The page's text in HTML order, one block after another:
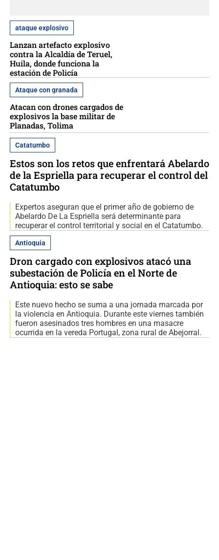
ataque explosivo
Lanzan artefacto explosivo
contra la Alcaldía de Teruel,
Huila, donde funciona la
estación de Policía
Ataque con granada
Atacan con drones cargados de
explosivos la base militar de
Planadas, Tolima
Catatumbo
Estos son los retos que enfrentará Abelardo
de la Espriella para recuperar el control del
Catatumbo
Expertos aseguran que el primer año de gobierno de
Abelardo De La Espriella será determinante para
recuperar el control territorial y social en el Catatumbo.
Antioquia
Dron cargado con explosivos atacó una
subestación de Policía en el Norte de
Antioquia: esto se sabe
Este nuevo hecho se suma a una jornada marcada por
la violencia en Antioquia. Durante este viernes también
fueron asesinados tres hombres en una masacre
ocurrida en la vereda Portugal, zona rural de Abejorral.